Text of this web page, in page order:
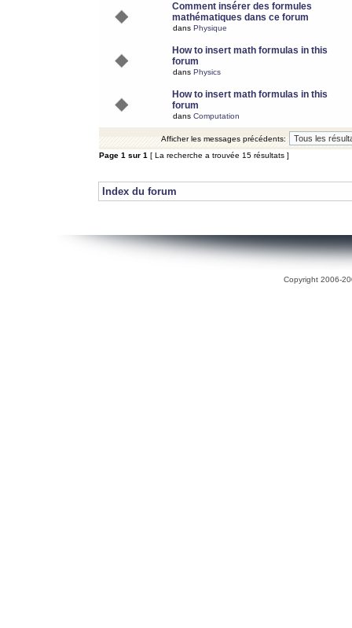
Comment insérer des formules
mathématiques dans ce forum
dans Physique
How to insert math formulas in this
forum
dans Physics
How to insert math formulas in this
forum
dans Computation
Afficher les messages précédents:
Page 1 sur 1 [ La recherche a trouvée 15 résultats ]
Index du forum
Copyright 2006-